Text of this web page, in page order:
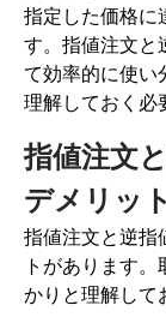
指定した価格に
す。指値注文と
て効率的に使い
理解しておく必
指値注文
デメリット
指値注文と逆指
トがあります
かりと理解して